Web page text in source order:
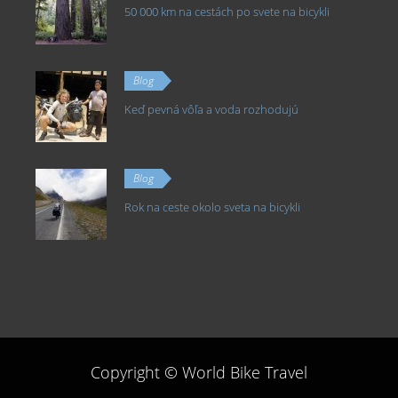
50 000 km na cestách po svete na bicykli
Blog
Keď pevná vôľa a voda rozhodujú
Blog
Rok na ceste okolo sveta na bicykli
Copyright © World Bike Travel